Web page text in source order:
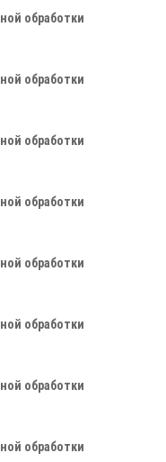
обработки
обработки
обработки
обработки
обработки
обработки
обработки
обработки